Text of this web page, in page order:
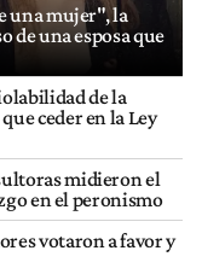
una mujer", la
de una esposa que
de la
ceder en la Ley
midieron el
en el peronismo
votaron a favor y